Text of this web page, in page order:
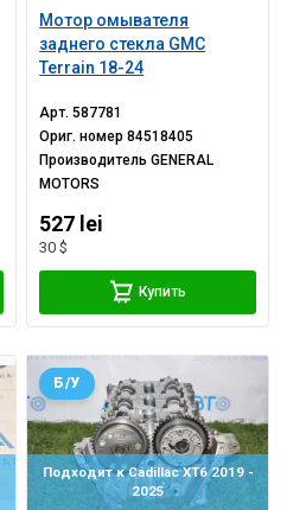
Мотор омывателя
заднего стекла GMC
Terrain 18-24
Арт.587781
Ориг. номер84518405
ПроизводительGENERAL
MOTORS
527 lei
30 $
Купить
Подходит к Cadillac XT6 2019 -
2025
Б/У